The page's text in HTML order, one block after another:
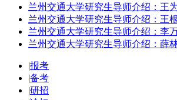
兰州交通大学研究生导师介绍：王
兰州交通大学研究生导师介绍：王
兰州交通大学研究生导师介绍：李
兰州交通大学研究生导师介绍：薛
|报考
|备考
|研招